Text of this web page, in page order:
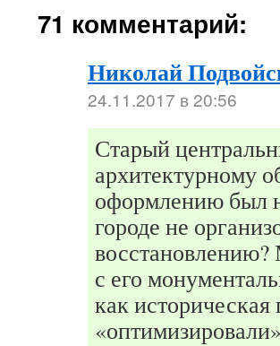
71 комментарий:
Николай
24.11.2017 в 20:56
Старый
архитектурному
оформлению был
городе не
с его
как